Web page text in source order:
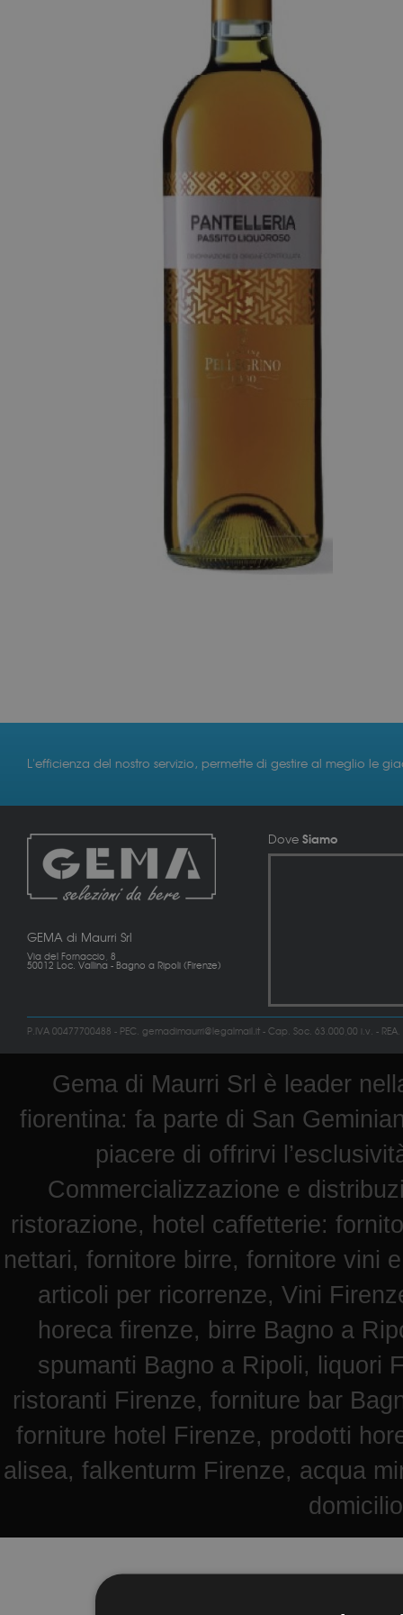
L'efficienza del nostro servizio, permette di gestire al meglio le
GEMA di Maurri Srl
Via del Fornaccio, 8
50012 Loc. Vallina - Bagno a Ripoli (Firenze)
Dove Siamo
P.IVA 00477700488 - PEC. gemadimaurri@legalmail.it - Cap. Soc. 63.000,00 i.v. -
Gema di Maurri Srl è leader
fiorentina: fa parte di San
piacere di offrirvi
Commercializzazione e
ristorazione, hotel caffetterie:
nettari, fornitore birre, fornitore vini
articoli per ricorrenze, Vini
horeca firenze, birre Bagno a
spumanti Bagno a Ripoli, liquori
ristoranti Firenze, forniture bar
forniture hotel Firenze, prodotti
alisea, falkenturm Firenze, acqua